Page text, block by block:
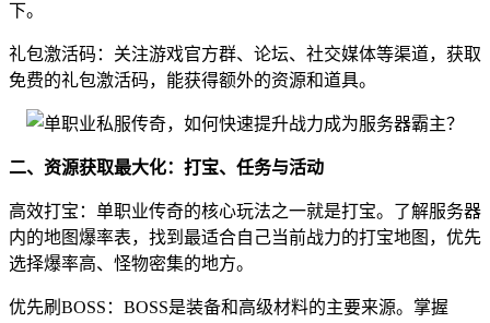
下。
礼包激活码：关注游戏官方群、论坛、社交媒体等渠道，获取
免费的礼包激活码，能获得额外的资源和道具。
二、资源获取最大化：打宝、任务与活动
高效打宝：单职业传奇的核心玩法之一就是打宝。了解服务器
内的地图爆率表，找到最适合自己当前战力的打宝地图，优先
选择爆率高、怪物密集的地方。
优先刷BOSS：BOSS是装备和高级材料的主要来源。掌握